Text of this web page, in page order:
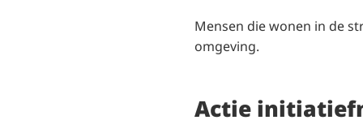
Mensen die wonen in de
omgeving.
Actie